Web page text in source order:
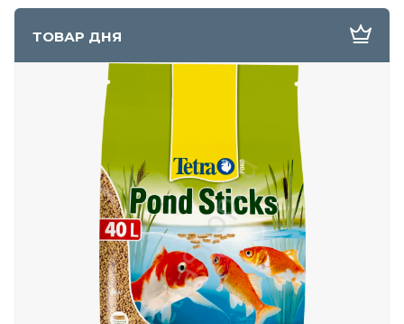
ТОВАР ДНЯ